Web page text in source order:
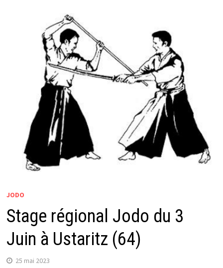
JODO
Stage régional Jodo du 3
Juin à Ustaritz (64)
25 mai 2023